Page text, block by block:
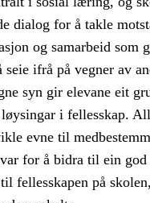
dialog for å takle
og samarbeid som
ifrå på vegner av
syn gir elevane eit
i fellesskap.
evne til
for å bidra til ein
fellesskapen på